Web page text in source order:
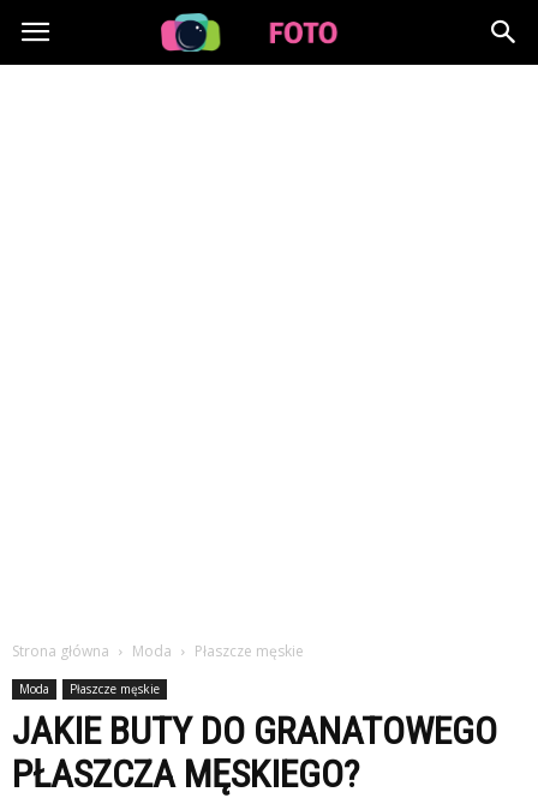
Lafoto.pl
Strona główna Moda Płaszcze męskie
Moda Płaszcze męskie
JAKIE BUTY DO GRANATOWEGO
PŁASZCZA MĘSKIEGO?